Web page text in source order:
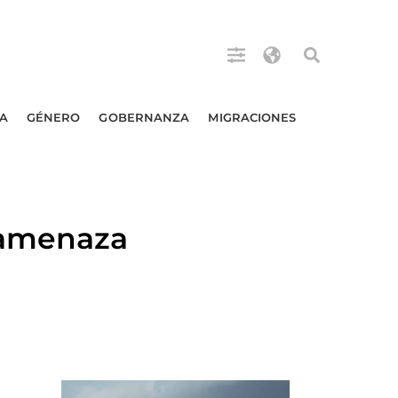
GÉNERO GOBERNANZA MIGRACIONES